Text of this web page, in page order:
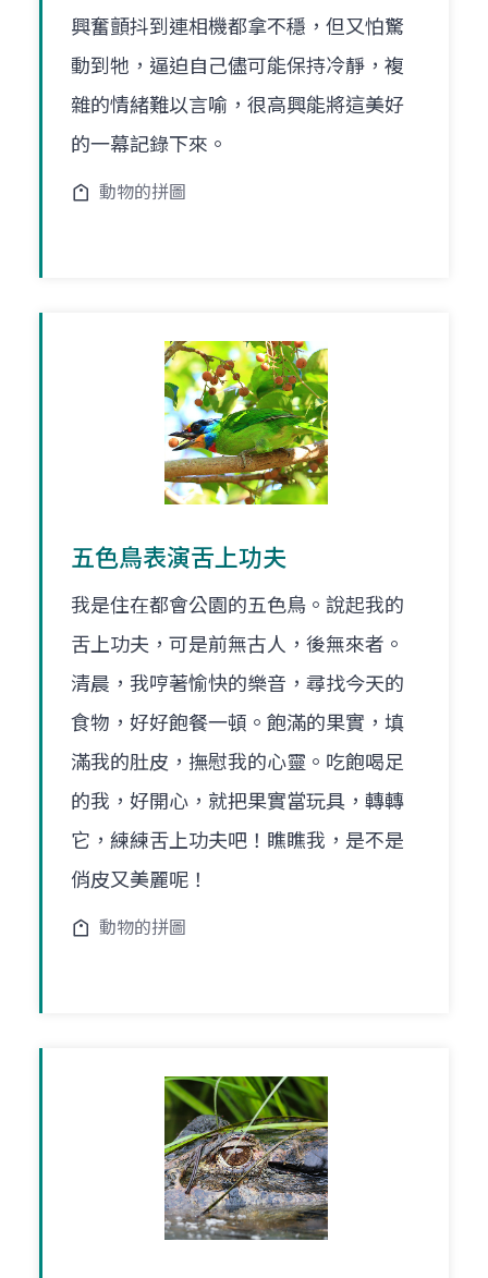
興奮顫抖到連相機都拿不穩，但又怕驚
動到牠，逼迫自己儘可能保持冷靜，複
雜的情緒難以言喻，很高興能將這美好
的一幕記錄下來。
動物的拼圖
五色鳥表演舌上功夫
我是住在都會公園的五色鳥。說起我的
舌上功夫，可是前無古人，後無來者。
清晨，我哼著愉快的樂音，尋找今天的
食物，好好飽餐一頓。飽滿的果實，填
滿我的肚皮，撫慰我的心靈。吃飽喝足
的我，好開心，就把果實當玩具，轉轉
它，練練舌上功夫吧！瞧瞧我，是不是
俏皮又美麗呢！
動物的拼圖